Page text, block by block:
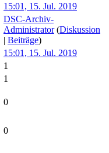
15:01, 15. Jul. 2019
DSC-Archiv-
Administrator (Diskussion
| Beiträge)
15:01, 15. Jul. 2019
1
1
0
0